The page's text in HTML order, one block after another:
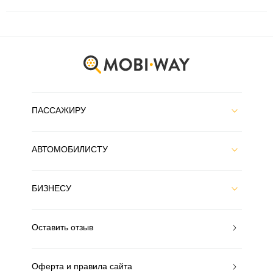
ПАССАЖИРУ
АВТОМОБИЛИСТУ
БИЗНЕСУ
Оставить отзыв
Оферта и правила сайта